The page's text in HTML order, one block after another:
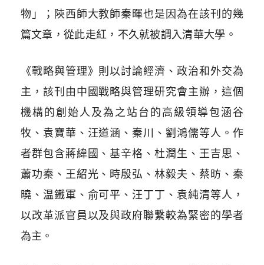
物」；陝西師大教師秦暉也是因為在該刊的幾
篇文章，從此走紅，不久就被調入清華大學。
《戰略與管理》則以討論經濟、政治和外交為
主，該刊由中國戰略與管理研究會主辦，這個
機構的創始人及為之站台的高級領導包涵谷
牧、袁寶華、汪道涵、秦川、劉鴻儒等人。作
者群包含蔣緯國、基辛格、杜潤生、王吉思、
蕭功秦、王紹光、時殷弘、林毅夫、蔡昉、秦
曉、温鐵軍、俞可平、汪丁丁、袁純清等人，
以改革派官員以及與政府聯繫較為緊密的學者
為主。